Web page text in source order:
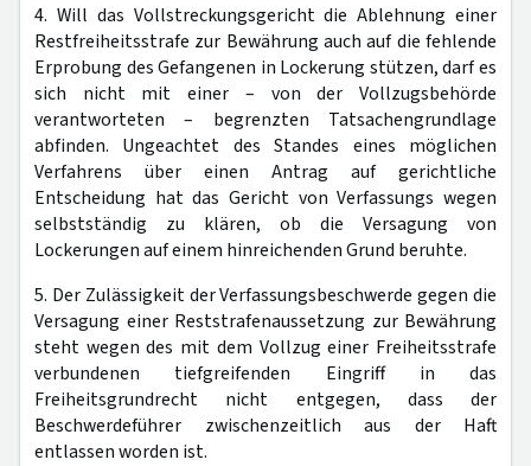
4. Will das Vollstreckungsgericht die Ablehnung einer
Restfreiheitsstrafe zur Bewährung auch auf die fehlende
Erprobung des Gefangenen in Lockerung stützen, darf es
sich nicht mit einer – von der Vollzugsbehörde
verantworteten – begrenzten Tatsachengrundlage
abfinden. Ungeachtet des Standes eines möglichen
Verfahrens über einen Antrag auf gerichtliche
Entscheidung hat das Gericht von Verfassungs wegen
selbstständig zu klären, ob die Versagung von
Lockerungen auf einem hinreichenden Grund beruhte.
5. Der Zulässigkeit der Verfassungsbeschwerde gegen die
Versagung einer Reststrafenaussetzung zur Bewährung
steht wegen des mit dem Vollzug einer Freiheitsstrafe
verbundenen tiefgreifenden Eingriff in das
Freiheitsgrundrecht nicht entgegen, dass der
Beschwerdeführer zwischenzeitlich aus der Haft
entlassen worden ist.